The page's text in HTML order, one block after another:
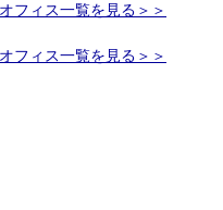
フィス一覧を見る＞＞
フィス一覧を見る＞＞